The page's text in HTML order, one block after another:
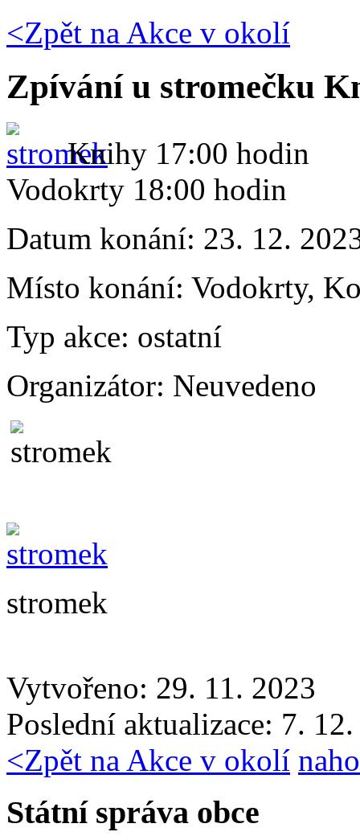
<Zpět na Akce v okolí
Zpívání u stromečku
Knihy 17:00 hodin
Vodokrty 18:00 hodin
Datum konání: 23. 12.
Místo konání: Vodokrty,
Typ akce: ostatní
Organizátor: Neuvedeno
stromek
Vytvořeno: 29. 11. 2023
Poslední aktualizace: 7.
<Zpět na Akce v okolí
Státní správa obce